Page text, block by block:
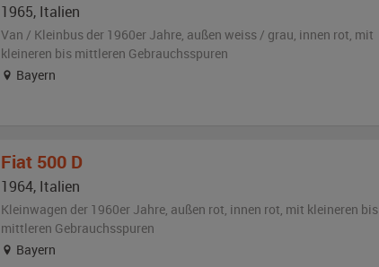
1965, Italien
Van / Kleinbus der 1960er Jahre, außen weiss / grau, innen rot, mit
kleineren bis mittleren Gebrauchsspuren
Bayern
Fiat 500 D
1964, Italien
Kleinwagen der 1960er Jahre, außen rot, innen rot, mit kleineren bis
mittleren Gebrauchsspuren
Bayern